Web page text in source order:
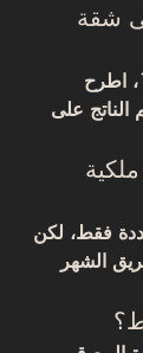
شقة
اضرب الإيجار الشهري × 12، اطرح
على
فقط، لكن
الشهر